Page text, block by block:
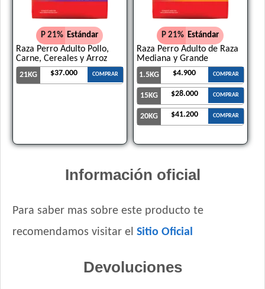
P 21% Estándar
Raza Perro Adulto Pollo,
Carne, Cereales y Arroz
21KG $37.000 COMPRAR
P 21% Estándar
Raza Perro Adulto de Raza
Mediana y Grande
1.5KG $4.900 COMPRAR
15KG $28.000 COMPRAR
20KG $41.200 COMPRAR
Información oficial
Para saber mas sobre este producto te
recomendamos visitar el Sitio Oficial
Devoluciones